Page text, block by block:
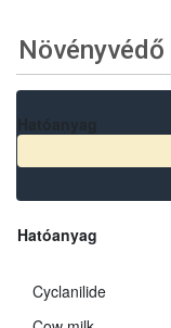
Hatóanyag
Cyclanilide